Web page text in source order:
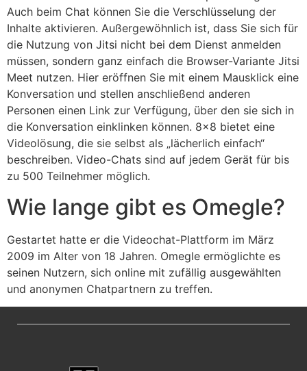
Auch beim Chat können Sie die Verschlüsselung der
Inhalte aktivieren. Außergewöhnlich ist, dass Sie sich für
die Nutzung von Jitsi nicht bei dem Dienst anmelden
müssen, sondern ganz einfach die Browser-Variante Jitsi
Meet nutzen. Hier eröffnen Sie mit einem Mausklick eine
Konversation und stellen anschließend anderen
Personen einen Link zur Verfügung, über den sie sich in
die Konversation einklinken können. 8×8 bietet eine
Videolösung, die sie selbst als „lächerlich einfach“
beschreiben. Video-Chats sind auf jedem Gerät für bis
zu 500 Teilnehmer möglich.
Wie lange gibt es Omegle?
Gestartet hatte er die Videochat-Plattform im März
2009 im Alter von 18 Jahren. Omegle ermöglichte es
seinen Nutzern, sich online mit zufällig ausgewählten
und anonymen Chatpartnern zu treffen.